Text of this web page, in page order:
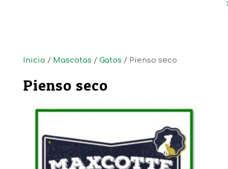
Inicio / Mascotas / Gatos / Pienso seco
Pienso seco